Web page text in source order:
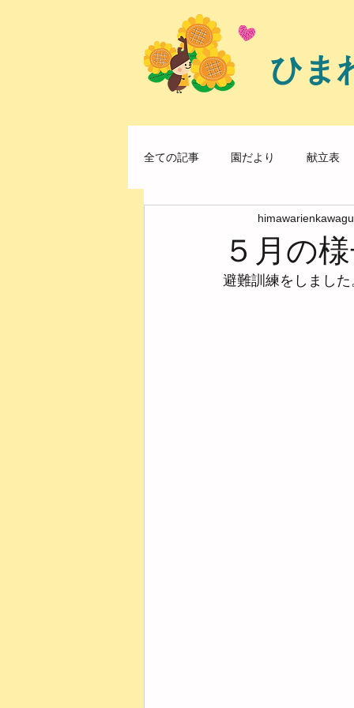
ひま
全ての記事 園だより 献立表
５月の
避難訓練をしまし